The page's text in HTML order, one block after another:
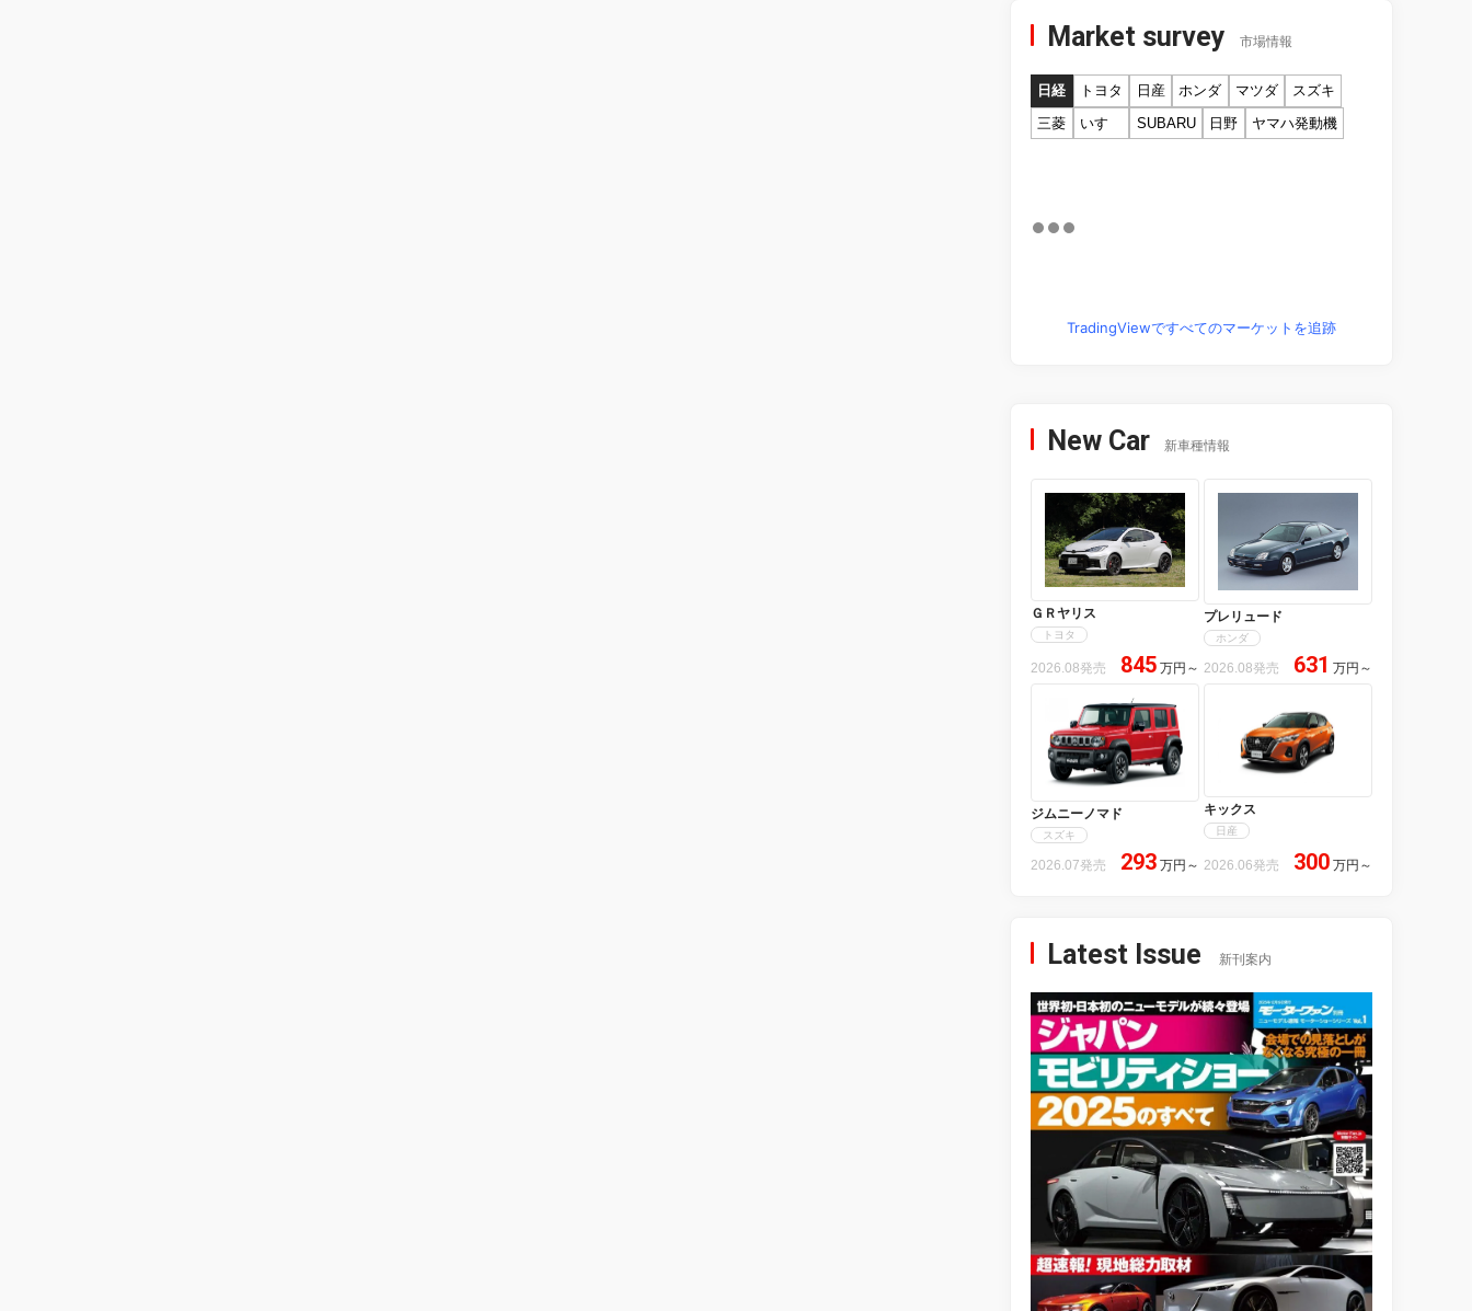
Market survey 市場情報
日経 トヨタ 日産 ホンダ マツダ
スズキ
三菱
いすゞ SUBARU 日野 ヤマハ発動機
TradingViewですべてのマーケットを追跡
New Car 新車種情報
ＧＲヤリス
トヨタ
2026.08発売 845 万円 ～
プレリュード
ホンダ
2026.08発売 631 万円 ～
ジムニーノマド
スズキ
2026.07発売 293 万円 ～
キックス
日産
2026.06発売 300 万円 ～
Latest Issue 新刊案内